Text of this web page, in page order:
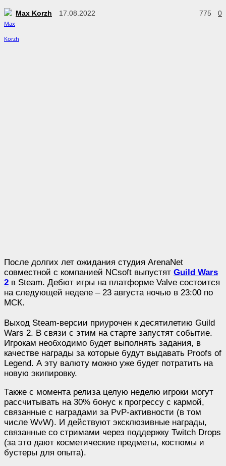
Max Korzh 17.08.2022 0
775
После долгих лет ожидания студия ArenaNet
совместной с компанией NCsoft выпустят Guild Wars
2 в Steam. Дебют игры на платформе Valve состоится
на следующей неделе – 23 августа ночью в 23:00 по
МСК.
Выход Steam-версии приурочен к десятилетию Guild
Wars 2. В связи с этим на старте запустят событие.
Игрокам необходимо будет выполнять задания, в
качестве награды за которые будут выдавать Proofs of
Legend. А эту валюту можно уже будет потратить на
новую экипировку.
Также с момента релиза целую неделю игроки могут
рассчитывать на 30% бонус к прогрессу с кармой,
связанные с наградами за PvP-активности (в том
числе WvW). И действуют эксклюзивные награды,
связанные со стримами через поддержку Twitch Drops
(за это дают косметические предметы, костюмы и
бустеры для опыта).